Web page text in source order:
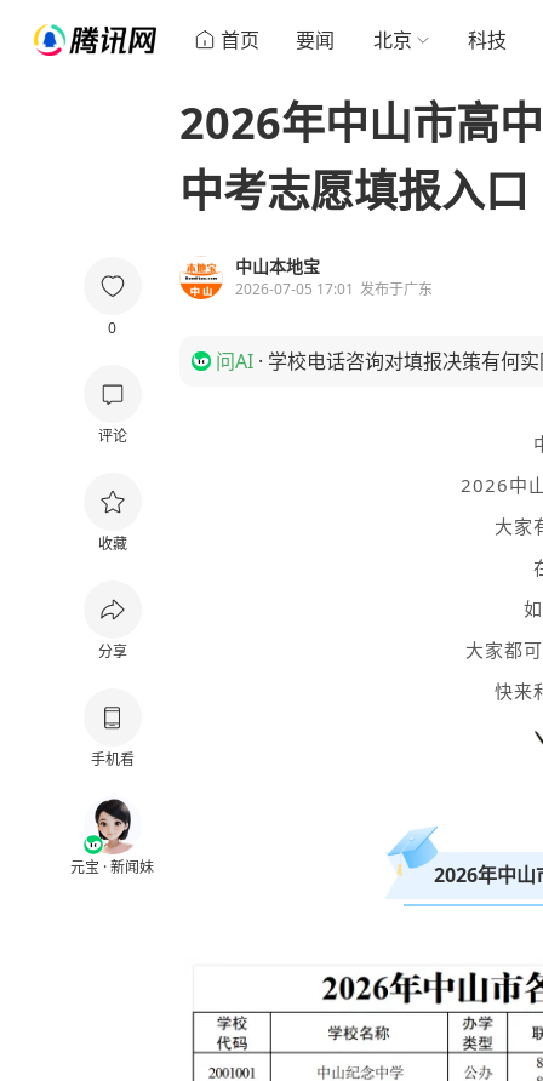
首页 要闻 北京 科技
0
评论
收藏
分享
手机看
元宝 · 新闻妹
2026年中山市高
中考志愿填报入口
中山本地宝
2026-07-05 17:01 发布于广东
问AI · 学校电话咨询对填报决策有何
2026中
大家
大家都
快来
2026年中山